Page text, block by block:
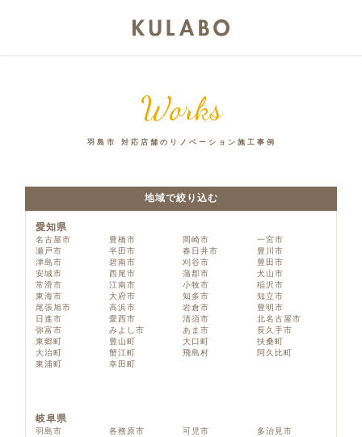
Works
羽島市 対応店舗のリノベーション施工事例
地域で絞り込む
愛知県
名古屋市 豊橋市 岡崎市
一宮市
瀬戸市
半田市 春日井市
豊川市
津島市
碧南市 刈谷市
豊田市
安城市
西尾市 蒲郡市
犬山市
常滑市
江南市 小牧市
稲沢市
東海市
大府市 知多市
知立市
尾張旭市
高浜市 岩倉市
豊明市
日進市
愛西市 清須市
北名古屋市
弥富市
みよし市 あま市
長久手市
東郷町
豊山町 大口町
扶桑町
大治町
蟹江町 飛島村
阿久比町
東浦町
幸田町
岐阜県
羽島市 各務原市 可児市
多治見市